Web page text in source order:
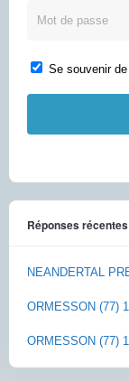
Se souvenir
Réponses récentes
NEANDERTAL
ORMESSON (77)
ORMESSON (77)